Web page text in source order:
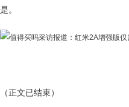
是。
（正文已结束）